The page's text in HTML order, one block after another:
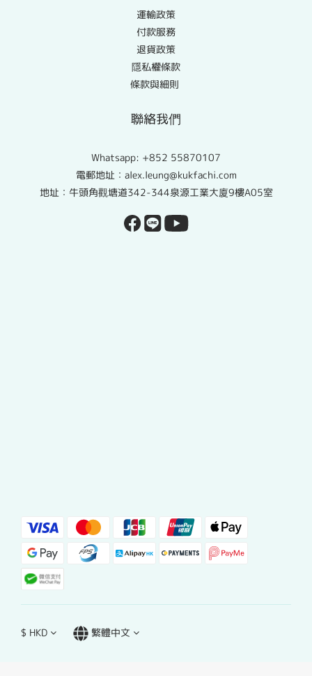
運輸政策
付款服務
退貨政策
隱私權條款
條款與細則
聯絡我們
Whatsapp: +852 55870107
電郵地址：alex.leung@kukfachi.com
地址：牛頭角觀塘道342-344泉源工業大廈9樓A05室
$ HKD 繁體中文